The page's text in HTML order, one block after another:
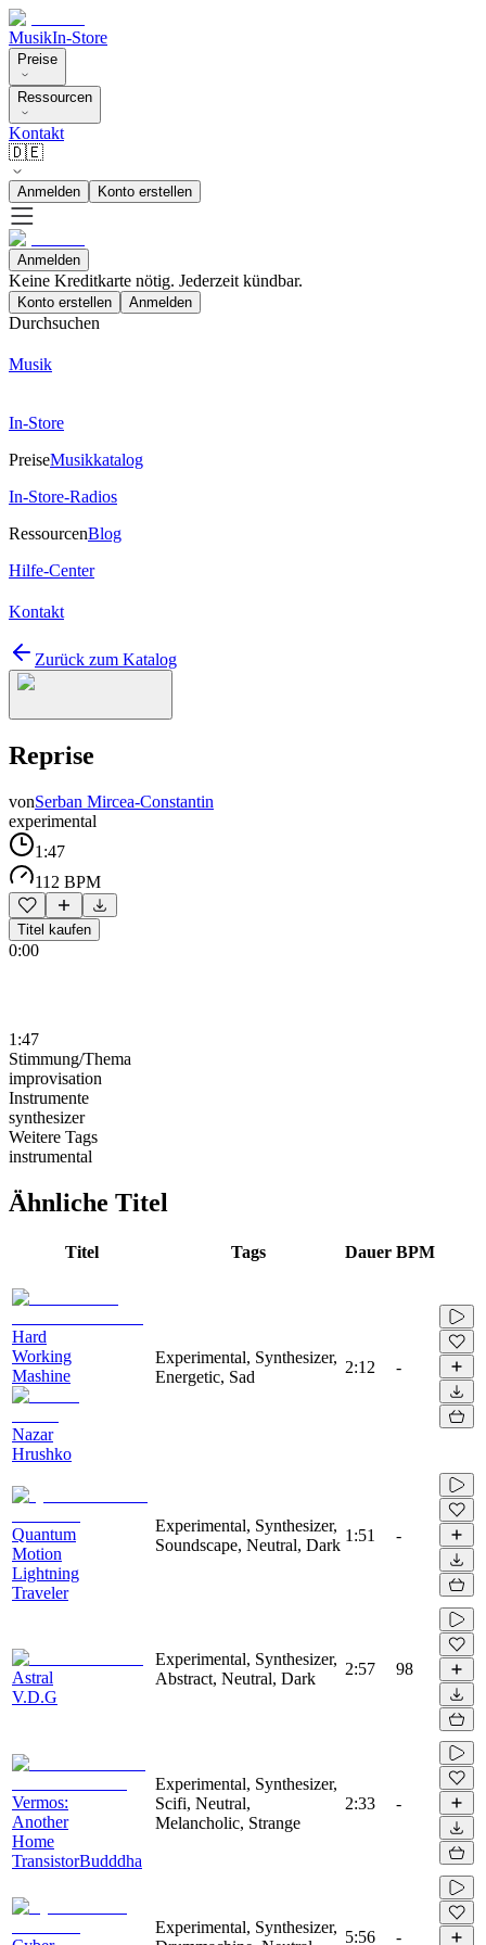
MusikIn-Store
Preise
Ressourcen
Kontakt
🇩🇪
Anmelden Konto erstellen
Anmelden
Keine Kreditkarte nötig. Jederzeit kündbar.
Konto erstellen Anmelden
Durchsuchen
Musik
In-Store
PreiseMusikkatalog
In-Store-Radios
RessourcenBlog
Hilfe-Center
Kontakt
Zurück zum Katalog
Reprise
vonSerban Mircea-Constantin
experimental
1:47
112 BPM
Titel kaufen
0:00
1:47
Stimmung/Thema
improvisation
Instrumente
synthesizer
Weitere Tags
instrumental
Ähnliche Titel
Titel Tags Dauer BPM
Hard
Working
Mashine
Nazar
Hrushko
Experimental, Synthesizer,
Energetic, Sad
2:12 -
Quantum
Motion
Lightning
Traveler
Experimental, Synthesizer,
Soundscape, Neutral, Dark
1:51 -
Astral
V.D.G
Experimental, Synthesizer,
Abstract, Neutral, Dark
2:57 98
Vermos:
Another
Home
TransistorBudddha
Experimental, Synthesizer,
Scifi, Neutral,
Melancholic, Strange
2:33 -
Experimental, Synthesizer,
5:56 -